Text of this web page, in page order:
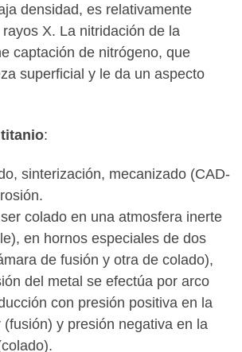
densidad, es relativamente
X. La nitridación de la
captación de nitrógeno, que
superficial y le da un aspecto
:
sinterización, mecanizado (CAD-
colado en una atmosfera inerte
en hornos especiales de dos
de fusión y otra de colado),
del metal se efectúa por arco
con presión positiva en la
y presión negativa en la